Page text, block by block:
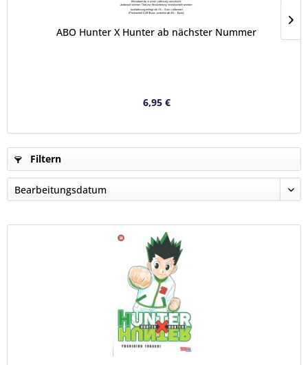
ABO Hunter X Hunter ab nächster Nummer
6,95 €
Filtern